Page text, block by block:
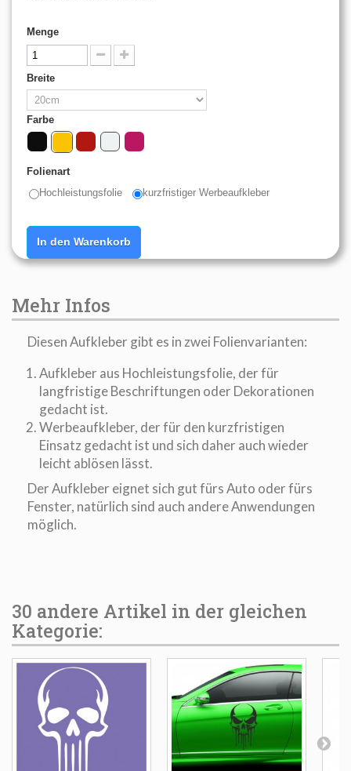
Menge
Breite
Farbe
Folienart
Hochleistungsfolie
kurzfristiger Werbeaufkleber
In den Warenkorb
Mehr Infos
Diesen Aufkleber gibt es in zwei Folienvarianten:
Aufkleber aus Hochleistungsfolie, der für
langfristige Beschriftungen oder Dekorationen
gedacht ist.
Werbeaufkleber, der für den kurzfristigen
Einsatz gedacht ist und sich daher auch wieder
leicht ablösen lässt.
Der Aufkleber eignet sich gut fürs Auto oder fürs
Fenster, natürlich sind auch andere Anwendungen
möglich.
30 andere Artikel in der gleichen
Kategorie: